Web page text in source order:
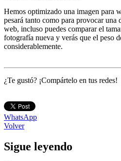
Hemos optimizado una imagen para
pesará tanto como para provocar una
web, incluso puedes comparar el
fotografía nueva y verás que el peso
considerablemente.
¿Te gustó? ¡Compártelo en tus redes!
WhatsApp
Volver
Sigue leyendo